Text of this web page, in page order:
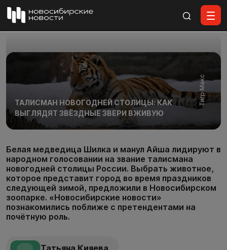
Тигр Макс
ТАЛИСМАН НОВОГОДНЕЙ СТОЛИЦЫ: КАК
ВЫГЛЯДЯТ ЗВЁЗДНЫЕ ЗВЕРИ ВЖИВУЮ
Белая медведица Шилка и манул Айша лидируют в
народном голосовании на звание талисмана
новогодней столицы России. Выбрать животное,
которое представит город во время праздников
следующей зимой, предложили в Новосибирском
зоопарке. «Новосибирские новости»
познакомились поближе с претендентами на
почётную роль.